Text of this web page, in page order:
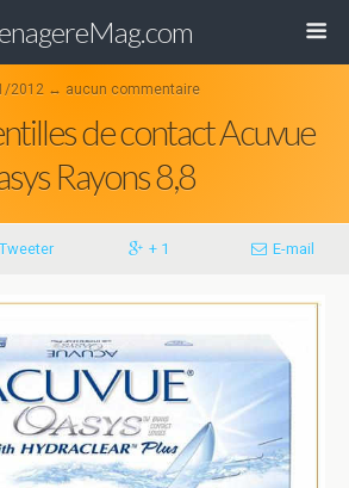
2012 ↔ aucun commentaire
de contact Acuvue
Rayons 8,8
Tweeter + 1 E-mail